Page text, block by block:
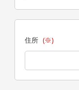
住所 (※)